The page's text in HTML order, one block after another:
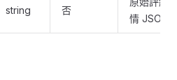
string 否
情 JSON